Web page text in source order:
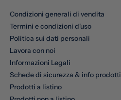
Condizioni generali di vendita
Termini e condizioni d'uso
Politica sui dati personali
Lavora con noi
Informazioni Legali
Schede di sicurezza & info prodotti
Prodotti a listino